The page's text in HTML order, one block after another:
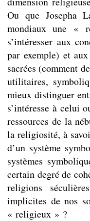
Ou que Josepha
mondiaux une «
s’intéresser aux
par exemple) et
sacrées (comment
utilitaires,
mieux distinguer
s’intéresse à celui
ressources de la
la religiosité, à
d’un système
systèmes
certain degré de
religions
implicites de nos
« religieux » ?